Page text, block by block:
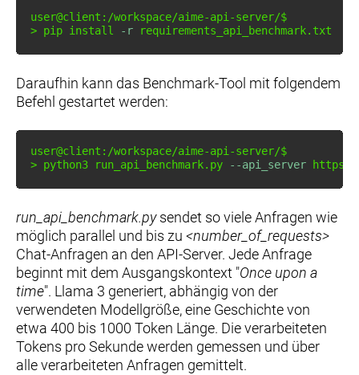
> pip install -r requirements_api_benchmark.txt
Daraufhin kann das Benchmark-Tool mit folgendem
Befehl gestartet werden:
> python3 run_api_benchmark.py --api_server
run_api_benchmark.pysendet so viele Anfragen wie
möglich parallel und bis zu <number_of_requests>
Chat-Anfragen an den API-Server. Jede Anfrage
beginnt mit dem Ausgangskontext "Once upon a
time". Llama 3 generiert, abhängig von der
verwendeten Modellgröße, eine Geschichte von
etwa 400 bis 1000 Token Länge. Die verarbeiteten
Tokens pro Sekunde werden gemessen und über
alle verarbeiteten Anfragen gemittelt.